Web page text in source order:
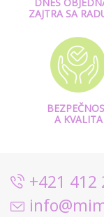
ZAJTRA SA
A KVALITA
+421 412